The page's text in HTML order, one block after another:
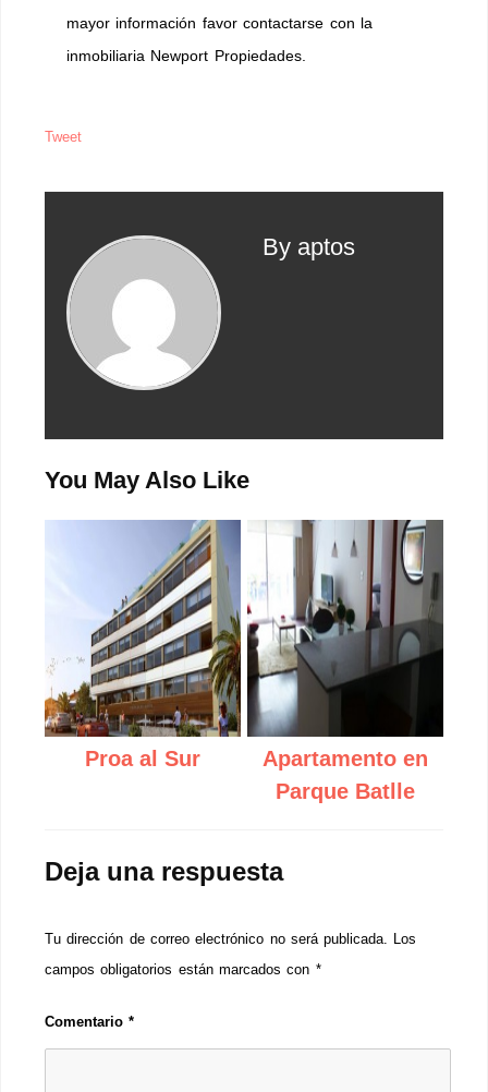
mayor información favor contactarse con la
inmobiliaria Newport Propiedades.
Tweet
By aptos
You May Also Like
Proa al Sur
Apartamento en
Parque Batlle
Deja una respuesta
Tu dirección de correo electrónico no será publicada.
Los
campos obligatorios están marcados con *
Comentario*